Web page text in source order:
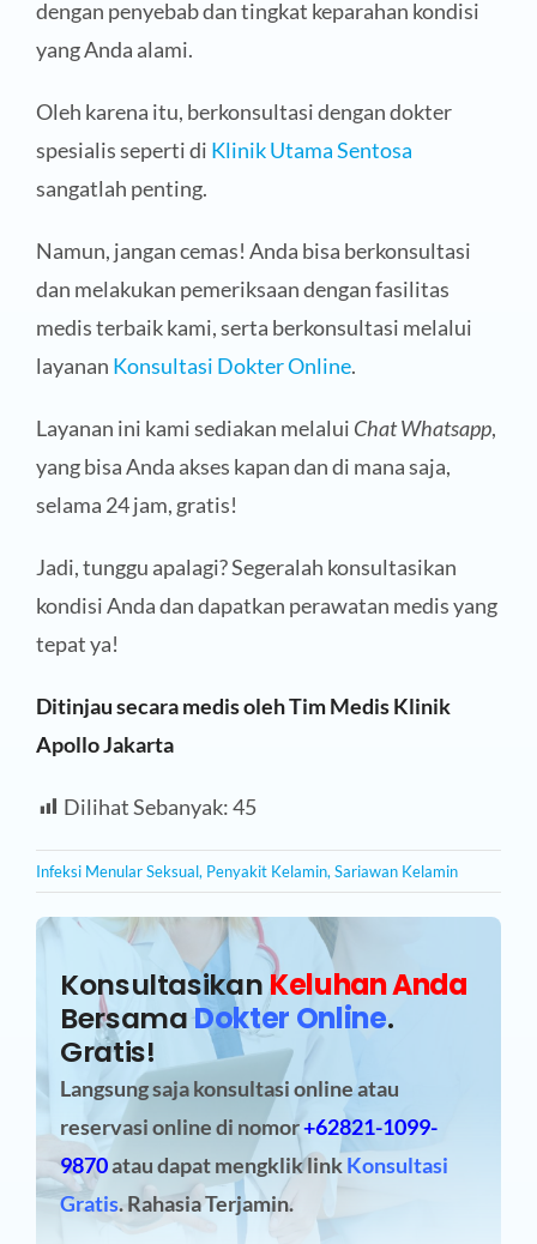
dengan penyebab dan tingkat keparahan kondisi
yang Anda alami.
Oleh karena itu, berkonsultasi dengan dokter
spesialis seperti di Klinik Utama Sentosa
sangatlah penting.
Namun, jangan cemas! Anda bisa berkonsultasi
dan melakukan pemeriksaan dengan fasilitas
medis terbaik kami, serta berkonsultasi melalui
layanan Konsultasi Dokter Online.
Layanan ini kami sediakan melalui Chat Whatsapp,
yang bisa Anda akses kapan dan di mana saja,
selama 24 jam, gratis!
Jadi, tunggu apalagi? Segeralah konsultasikan
kondisi Anda dan dapatkan perawatan medis yang
tepat ya!
Ditinjau secara medis oleh Tim Medis Klinik
Apollo Jakarta
Dilihat Sebanyak:45
Infeksi Menular Seksual, Penyakit Kelamin, Sariawan Kelamin
KonsultasikanKeluhan Anda
BersamaDokter Online.
Gratis!
Langsung saja konsultasi online atau
reservasi onlinedi nomor+62821-1099-
9870atau dapat mengklik linkKonsultasi
Gratis. Rahasia Terjamin.